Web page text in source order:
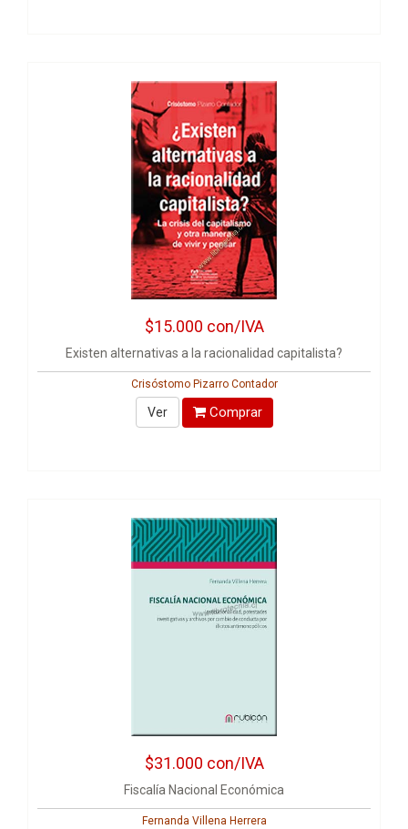
$15.000 con/IVA
Existen alternativas a la racionalidad capitalista?
Crisóstomo Pizarro Contador
Ver Comprar
$31.000 con/IVA
Fiscalía Nacional Económica
Fernanda Villena Herrera